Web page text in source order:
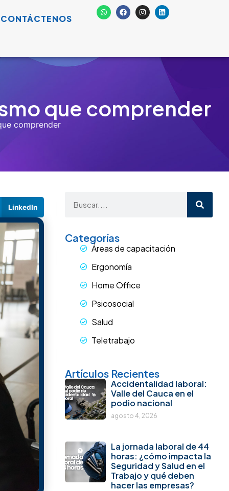
CONTÁCTENOS
que comprender
comprender
LinkedIn
Categorías
Áreas de capacitación
Ergonomía
Home Office
Psicosocial
Salud
Teletrabajo
Artículos Recientes
Accidentalidad laboral:
Valle del Cauca en el
podio nacional
agosto 4, 2026
La jornada laboral de 44
horas: ¿cómo impacta la
Seguridad y Salud en el
Trabajo y qué deben
hacer las empresas?